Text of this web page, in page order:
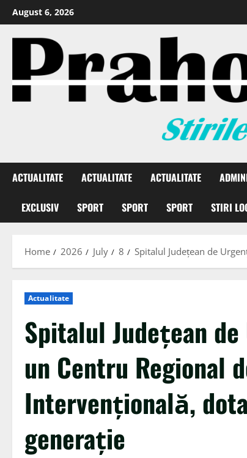
August 6, 2026
ACTUALITATE ACTUALITATE ACTUALITATE
EXCLUSIV SPORT SPORT SPORT STIRI
Home 2026 July 8 Spitalul Județean de
Actualitate
Spitalul Județean
un Centru Regional
Intervențională,
generație